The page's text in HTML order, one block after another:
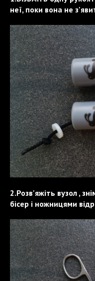
неї, поки вона не
2.Розв'яжіть вузол ,
бісер і ножницями